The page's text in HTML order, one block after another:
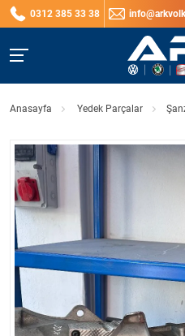
0312 385 33 38
Anasayfa Yedek Parçalar